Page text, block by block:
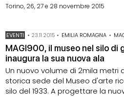
Torino, 26, 27 e 28 novembre 2015
EVENTI • 23.11.2015 • EMILIA ROMAGNA •
MAGI900, il museo nel silo di
inaugura la sua nuova ala
Un nuovo volume di 2mila metri
storica sede del Museo d'arte
silo del 1933. A progettare la